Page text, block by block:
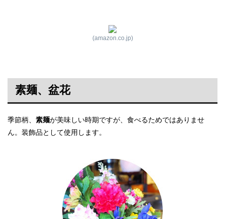
(amazon.co.jp)
素麺、盆花
季節柄、 素麺が美味しい時期ですが、食べるためではありませ
ん。装飾品として使用します。